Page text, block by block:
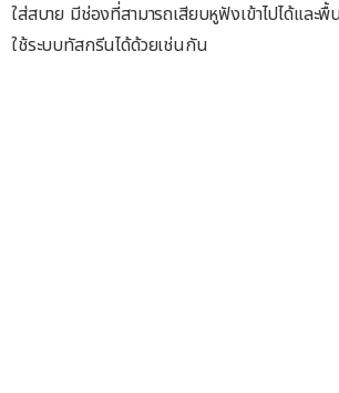
ใส่สบาย มีช่องที่สามารถเสียบหูฟังเข้าไปได้และ
ใช้ระบบทัสกรีนได้ด้วยเช่นกัน